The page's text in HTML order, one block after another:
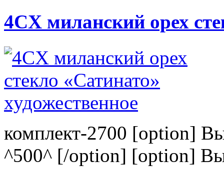
4CХ миланский орех
комплект-2700 [option]
^500^ [/option] [option]